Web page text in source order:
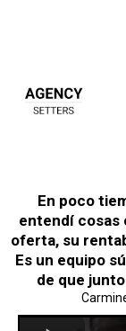
En poco
entendí cosas
oferta, su
Es un equipo
de que